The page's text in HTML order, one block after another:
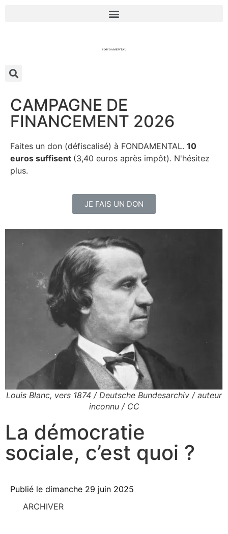
CAMPAGNE DE
FINANCEMENT 2026
Faites un don (défiscalisé) à FONDAMENTAL. 10
euros suffisent (3,40 euros après impôt). N'hésitez
plus.
JE FAIS UN DON
Louis Blanc, vers 1874 / Deutsche Bundesarchiv / auteur
inconnu / CC
La démocratie
sociale, c’est quoi ?
Publié le dimanche 29 juin 2025
ARCHIVER